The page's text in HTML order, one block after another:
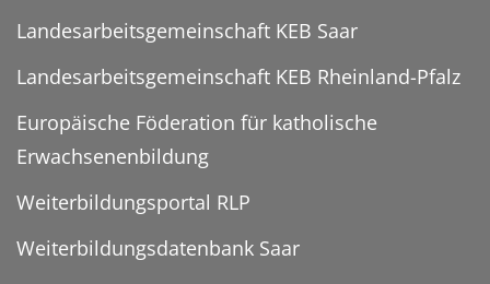
Landesarbeitsgemeinschaft KEB Saar
Landesarbeitsgemeinschaft KEB Rheinland-Pfalz
Europäische Föderation für katholische
Erwachsenenbildung
Weiterbildungsportal RLP
Weiterbildungsdatenbank Saar